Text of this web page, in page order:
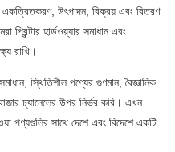
উৎপাদন, বিক্রয় এবং বিতরণ
হার্ডওয়্যার সমাধান এবং
রাখি।
স্থিতিশীল পণ্যের গুণমান, বৈজ্ঞানিক
চ্যানেলের উপর নির্ভর করি। এখন
পণ্যগুলির সাথে দেশে এবং বিদেশে একটি